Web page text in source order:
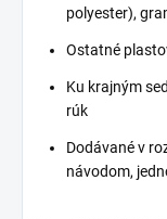
polyester),
Ostatné
Ku krajným
rúk
Dodávané v
návodom,